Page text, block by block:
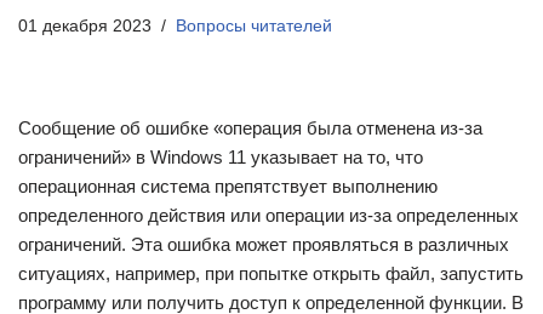
01 декабря 2023 Вопросы читателей
Сообщение об ошибке «операция была отменена из-за
ограничений» в Windows 11 указывает на то, что
операционная система препятствует выполнению
определенного действия или операции из-за определенных
ограничений. Эта ошибка может проявляться в различных
ситуациях, например, при попытке открыть файл, запустить
программу или получить доступ к определенной функции. В